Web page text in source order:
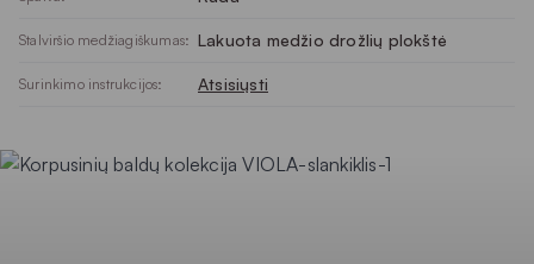
Stalviršio medžiagiškumas: Lakuota medžio drožlių plokštė
Surinkimo instrukcijos: Atsisiųsti